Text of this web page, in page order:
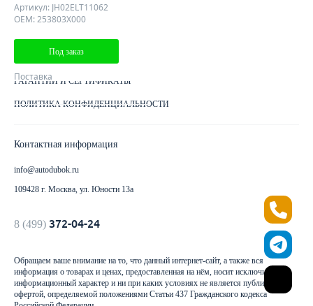
Артикул: JH02ELT11062
OEM: 253803X000
Под заказ
Поставка
Клиентам
КАК ОПЛАТИТЬ ЗАКАЗ
ГАРАНТИИ И СЕРТИФИКАТЫ
ПОЛИТИКА КОНФИДЕНЦИАЛЬНОСТИ
Контактная информация
info@autodubok.ru
109428 г. Москва, ул. Юности 13а
8 (499) 372-04-24
Обращаем ваше внимание на то, что данный интернет-сайт, а также вся
информация о товарах и ценах, предоставленная на нём, носит исключительно
информационный характер и ни при каких условиях не является публичной
офертой, определяемой положениями Статьи 437 Гражданского кодекса